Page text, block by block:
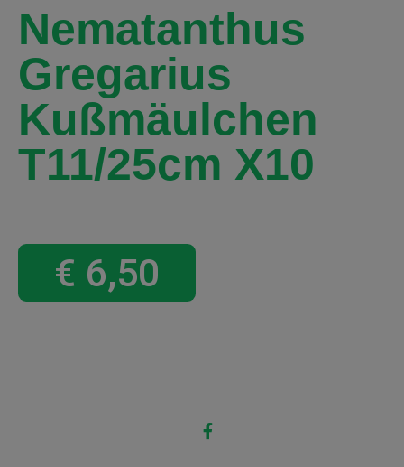
Nematanthus
Gregarius
Kußmäulchen
T11/25cm X10
€ 6,50